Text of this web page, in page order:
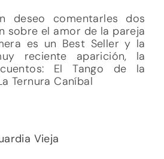
deseo comentarles dos
sobre el amor de la pareja
es un Best Seller y la
reciente aparición, la
El Tango de la
Ternura Caníbal
Vieja